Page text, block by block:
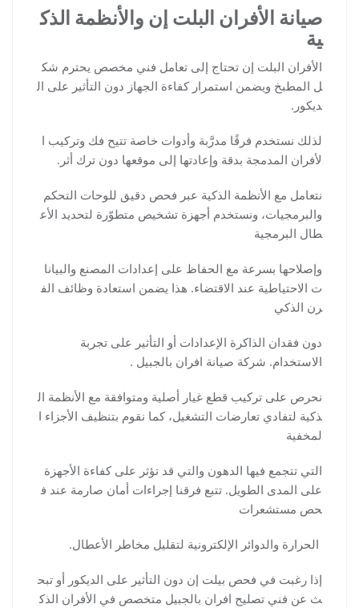
صيانة الأفران البلت إن والأنظمة الذك
ية
الأفران البلت إن تحتاج إلى تعامل فني مخصص يحترم شك
ل المطبخ ويضمن استمرار كفاءة الجهاز دون التأثير على ال
ديكور.
لذلك نستخدم فرقًا مدرَّبة وأدوات خاصة تتيح فك وتركيب ا
لأفران المدمجة بدقة وإعادتها إلى موقعها دون ترك أثر.
نتعامل مع الأنظمة الذكية عبر فحص دقيق للوحات التحكم
والبرمجيات، ونستخدم أجهزة تشخيص متطوّرة لتحديد الأع
طال البرمجية
وإصلاحها بسرعة مع الحفاظ على إعدادات المصنع والبيانا
ت الاحتياطية عند الاقتضاء. هذا يضمن استعادة وظائف الف
رن الذكي
دون فقدان الذاكرة الإعدادات أو التأثير على تجربة
الاستخدام. شركة صيانة افران بالجبيل .
نحرص على تركيب قطع غيار أصلية ومتوافقة مع الأنظمة ال
ذكية لتفادي تعارضات التشغيل، كما نقوم بتنظيف الأجزاء ا
لمخفية
التي تتجمع فيها الدهون والتي قد تؤثر على كفاءة الأجهزة
على المدى الطويل. تتبع فرقنا إجراءات أمان صارمة عند ف
حص مستشعرات
الحرارة والدوائر الإلكترونية لتقليل مخاطر الأعطال.
إذا رغبت في فحص بيلت إن دون التأثير على الديكور أو تبح
ث عن فني تصليح افران بالجبيل متخصص في الأفران الذك